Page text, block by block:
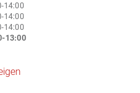
14:00
14:00
14:00
13:00